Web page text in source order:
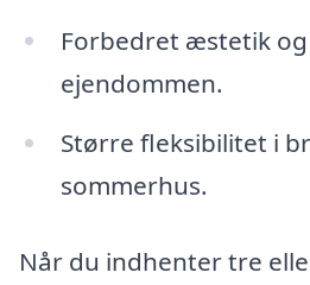
Forbedret æstetik
ejendommen.
Større fleksibilitet i
sommerhus.
Når du indhenter tre